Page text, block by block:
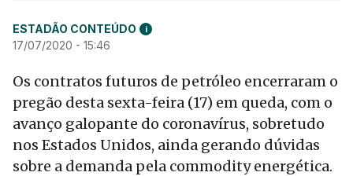
ESTADÃO CONTEÚDO i
17/07/2020 - 15:46
Os contratos futuros de petróleo encerraram o
pregão desta sexta-feira (17) em queda, com o
avanço galopante do coronavírus, sobretudo
nos Estados Unidos, ainda gerando dúvidas
sobre a demanda pela commodity energética.